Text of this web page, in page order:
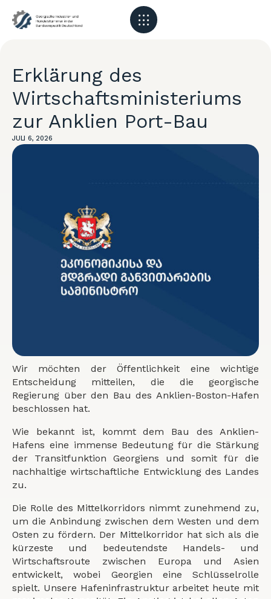
Erklärung des
Wirtschaftsministeriums
zur Anklien Port-Bau
JULI 6, 2026
Wir möchten der Öffentlichkeit eine wichtige
Entscheidung mitteilen, die die georgische
Regierung über den Bau des Anklien-Boston-Hafen
beschlossen hat.
Wie bekannt ist, kommt dem Bau des Anklien-
Hafens eine immense Bedeutung für die Stärkung
der Transitfunktion Georgiens und somit für die
nachhaltige wirtschaftliche Entwicklung des Landes
zu.
Die Rolle des Mittelkorridors nimmt zunehmend zu,
um die Anbindung zwischen dem Westen und dem
Osten zu fördern. Der Mittelkorridor hat sich als die
kürzeste und bedeutendste Handels- und
Wirtschaftsroute zwischen Europa und Asien
entwickelt, wobei Georgien eine Schlüsselrolle
spielt. Unsere Hafeninfrastruktur arbeitet heute mit